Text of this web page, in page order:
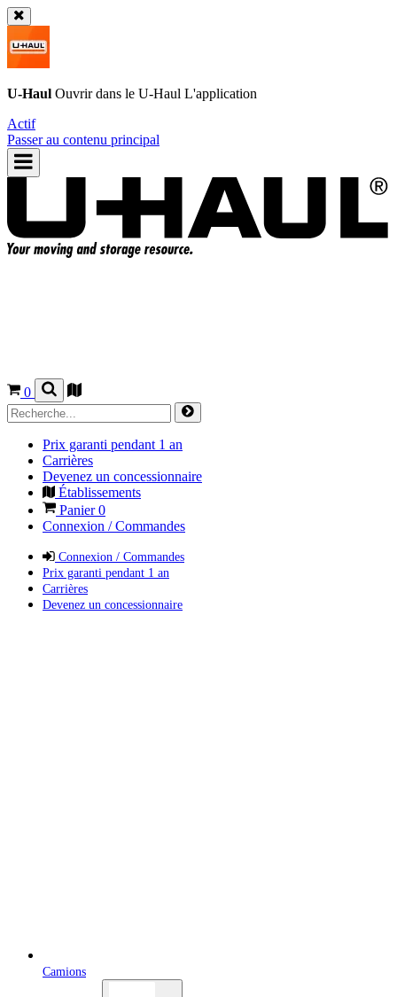
U-Haul Ouvrir dans le U-Haul L'application
Actif
Passer au contenu principal
0
Prix garanti pendant 1 an
Carrières
Devenez un concessionnaire
Établissements
Panier0
Connexion / Commandes
Connexion / Commandes
Prix garanti pendant 1 an
Carrières
Devenez un concessionnaire
Camions